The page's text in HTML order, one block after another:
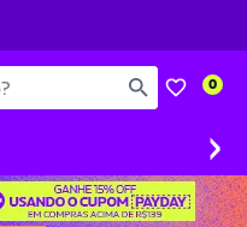
0
›